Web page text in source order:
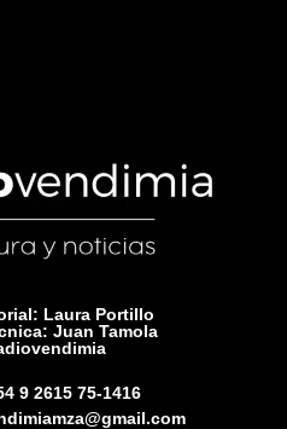
Laura Portillo
Juan Tamola
9 2615 75-1416